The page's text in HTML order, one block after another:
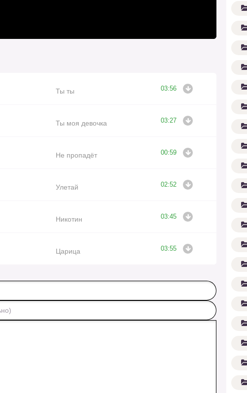
Ты ты 03:56
Ты моя девочка 03:27
Не пропадёт 00:59
Улетай 02:52
Никотин 03:45
Царица 03:55